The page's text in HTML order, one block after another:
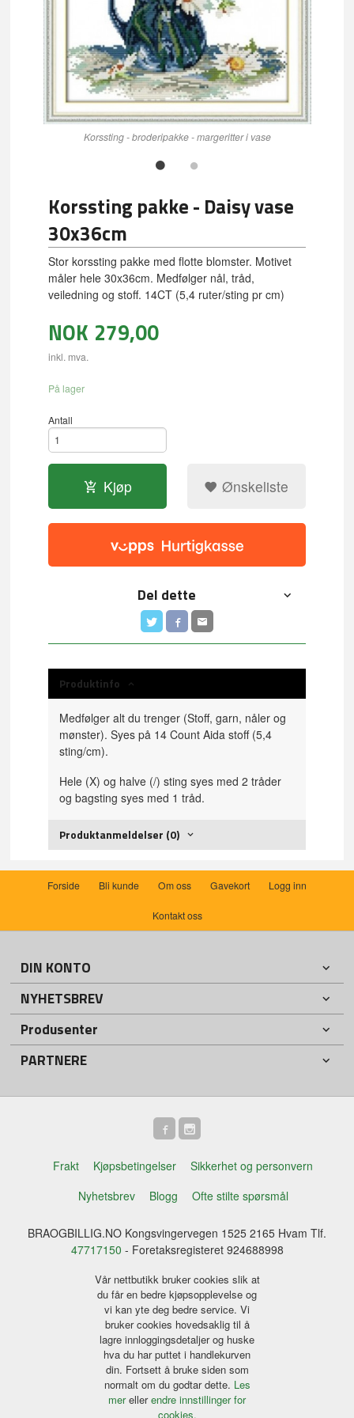
Korssting - broderipakke - margeritter i vase
Korssting pakke - Daisy vase
30x36cm
Stor korssting pakke med flotte blomster. Motivet
måler hele 30x36cm. Medfølger nål, tråd,
veiledning og stoff. 14CT (5,4 ruter/sting pr cm)
NOK 279,00
inkl. mva.
På lager
Antall
Kjøp Ønskeliste
Del dette
Produktinfo
Medfølger alt du trenger (Stoff, garn, nåler og
mønster). Syes på 14 Count Aida stoff (5,4
sting/cm).
Hele (X) og halve (/) sting syes med 2 tråder
og bagsting syes med 1 tråd.
Produktanmeldelser (0)
Forside Bli kunde Om oss Gavekort Logg inn
Kontakt oss
DIN KONTO
NYHETSBREV
Produsenter
PARTNERE
Frakt Kjøpsbetingelser
Sikkerhet og personvern
Nyhetsbrev
Blogg Ofte stilte spørsmål
BRAOGBILLIG.NO Kongsvingervegen 1525 2165 Hvam Tlf.
47717150 - Foretaksregisteret 924688998
Vår nettbutikk bruker cookies slik at
du får en bedre kjøpsopplevelse og
vi kan yte deg bedre service. Vi
bruker cookies hovedsaklig til å
lagre innloggingsdetaljer og huske
hva du har puttet i handlekurven
din. Fortsett å bruke siden som
normalt om du godtar dette. Les
merellerendre innstillinger for
cookies.